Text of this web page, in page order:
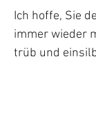
Ich hoffe, Sie
immer wieder
trüb und